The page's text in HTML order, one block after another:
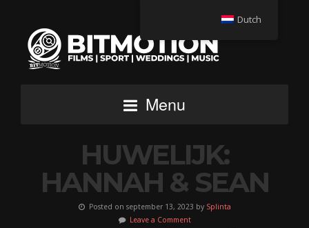
Menu
HUWELIJK:
HANNAH & SEAN
Posted on september 13, 2023 by Splinta
Leave a Comment
Dutch